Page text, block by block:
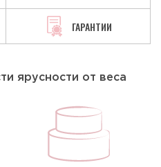
ГАРАНТИИ
ярусности от веса